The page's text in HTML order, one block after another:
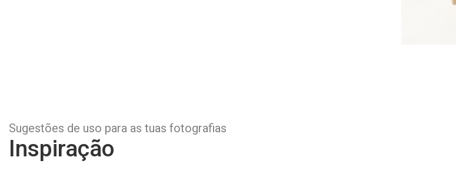
Sugestões de uso para as tuas fotografias
Inspiração